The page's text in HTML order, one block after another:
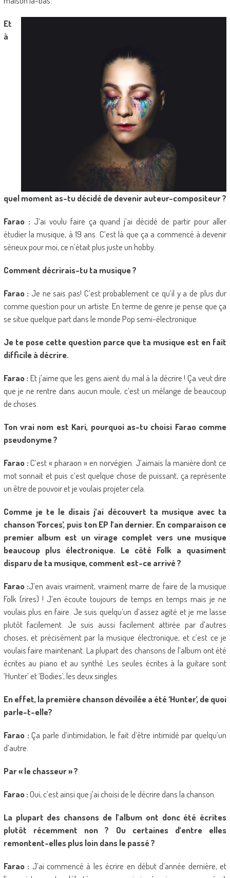
Et
à
quel moment as-tu décidé de devenir auteur-compositeur ?
Farao : J’ai voulu faire ça quand j’ai décidé de partir pour aller
étudier la musique, à 19 ans. C’est là que ça a commencé à devenir
sérieux pour moi, ce n’était plus juste un hobby.
Comment décrirais-tu ta musique ?
Farao : Je ne sais pas! C’est probablement ce qu’il y a de plus dur
comme question pour un artiste. En terme de genre je pense que ça
se situe quelque part dans le monde Pop semi-électronique.
Je te pose cette question parce que ta musique est en fait
difficile à décrire.
Farao : Et j’aime que les gens aient du mal à la décrire ! Ça veut dire
que je ne rentre dans aucun moule, c’est un mélange de beaucoup
de choses.
Ton vrai nom est Kari, pourquoi as-tu choisi Farao comme
pseudonyme ?
Farao :C’est « pharaon » en norvégien. J’aimais la manière dont ce
mot sonnait et puis c’est quelque chose de puissant, ça représente
un être de pouvoir et je voulais projeter cela.
Comme je te le disais j’ai découvert ta musique avec ta
chanson ‘Forces’, puis ton EP l’an dernier. En comparaison ce
premier album est un virage complet vers une musique
beaucoup plus électronique. Le côté Folk a quasiment
disparu de ta musique, comment est-ce arrivé ?
Farao :J’en avais vraiment, vraiment marre de faire de la musique
Folk (rires) ! J’en écoute toujours de temps en temps mais je ne
voulais plus en faire. Je suis quelqu’un d’assez agité et je me lasse
plutôt facilement. Je suis aussi facilement attirée par d’autres
choses, et précisément par la musique électronique, et c’est ce je
voulais faire maintenant. La plupart des chansons de l’album ont été
écrites au piano et au synthé. Les seules écrites à la guitare sont
‘Hunter’ et ‘Bodies’, les deux singles.
En effet, la première chanson dévoilée a été ‘Hunter’, de quoi
parle-t-elle?
Farao : Ça parle d’intimidation, le fait d’être intimidé par quelqu’un
d’autre.
Par « le chasseur » ?
Farao :Oui, c’est ainsi que j’ai choisi de le décrire dans la chanson.
La plupart des chansons de l’album ont donc été écrites
plutôt récemment non ? Ou certaines d’entre elles
remontent-elles plus loin dans le passé ?
Farao : J’ai commencé à les écrire en début d’année dernière, et